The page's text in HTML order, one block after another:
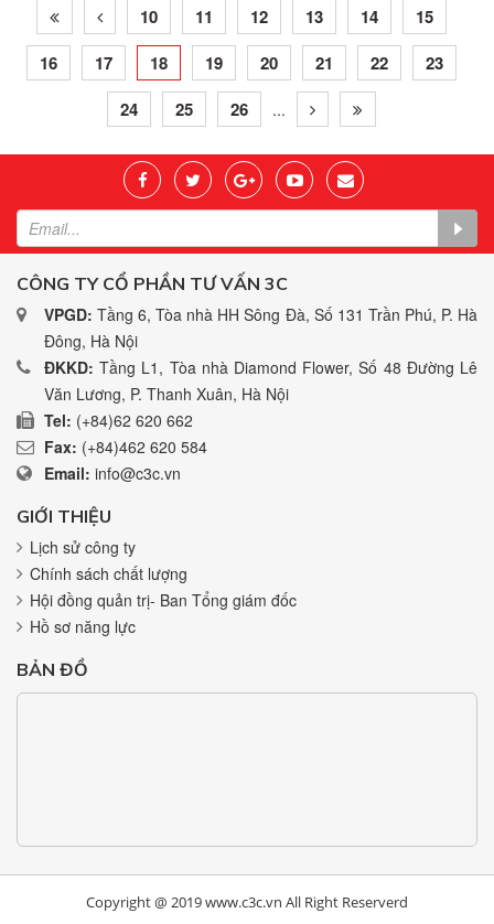
10 11 12 13 14
15
16
17 18 19 20 21 22
23
24
25 26 ...
CÔNG TY CỔ PHẦN TƯ VẤN 3C
VPGD: Tầng 6, Tòa nhà HH Sông Đà, Số 131 Trần Phú, P. Hà
Đông, Hà Nội
ĐKKD: Tầng L1, Tòa nhà Diamond Flower, Số 48 Đường Lê
Văn Lương, P. Thanh Xuân, Hà Nội
Tel: (+84)62 620 662
Fax: (+84)462 620 584
Email: info@c3c.vn
GIỚI THIỆU
Lịch sử công ty
Chính sách chất lượng
Hội đồng quản trị- Ban Tổng giám đốc
Hồ sơ năng lực
BẢN ĐỒ
Copyright @ 2019 www.c3c.vn All Right Reserverd